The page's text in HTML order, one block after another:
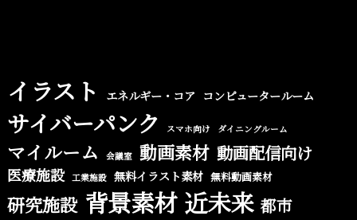
イラスト エネルギー・コア コンピュータールーム
サイバーパンク スマホ向け ダイニングルーム
マイルーム 会議室 動画素材 動画配信向け
医療施設 工業施設 無料イラスト素材 無料動画素材
研究施設 背景素材 近未来 都市